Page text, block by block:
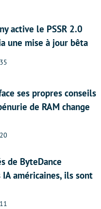
active le PSSR 2.0
une mise à jour bêta
ses propres conseils
de RAM change
de ByteDance
américaines, ils sont